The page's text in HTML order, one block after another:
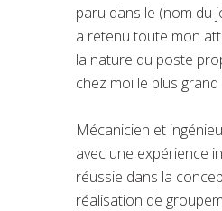
paru dans le (nom du
a retenu toute mon
la nature du poste
chez moi le plus
Mécanicien et
avec une expérience
réussie dans la
réalisation de